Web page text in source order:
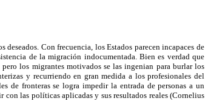
Con frecuencia, los Estados parecen incapaces de
de la migración indocumentada. Bien es verdad que
los migrantes motivados se las ingenian para burlar los
y recurriendo en gran medida a los profesionales del
de fronteras se logra impedir la entrada de personas a un
con las políticas aplicadas y sus resultados reales (Cornelius